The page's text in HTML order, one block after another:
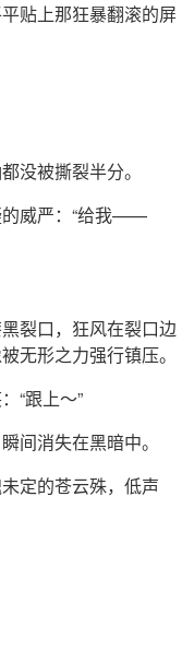
贴上那狂暴翻滚的屏
没被撕裂半分。
的威严：“给我——
裂口，狂风在裂口边
无形之力强行镇压。
“跟上～”
间消失在黑暗中。
定的苍云殊，低声